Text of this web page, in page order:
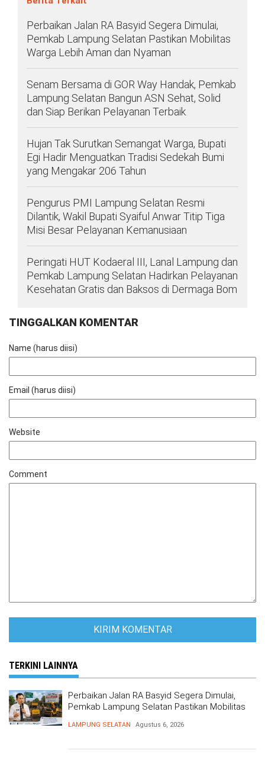
Perbaikan Jalan RA Basyid Segera Dimulai,
Pemkab Lampung Selatan Pastikan Mobilitas
Warga Lebih Aman dan Nyaman
Senam Bersama di GOR Way Handak, Pemkab
Lampung Selatan Bangun ASN Sehat, Solid
dan Siap Berikan Pelayanan Terbaik
Hujan Tak Surutkan Semangat Warga, Bupati
Egi Hadir Menguatkan Tradisi Sedekah Bumi
yang Mengakar 206 Tahun
Pengurus PMI Lampung Selatan Resmi
Dilantik, Wakil Bupati Syaiful Anwar Titip Tiga
Misi Besar Pelayanan Kemanusiaan
Peringati HUT Kodaeral III, Lanal Lampung dan
Pemkab Lampung Selatan Hadirkan Pelayanan
Kesehatan Gratis dan Baksos di Dermaga Bom
TINGGALKAN KOMENTAR
Name (harus diisi)
Email (harus diisi)
Website
Comment
TERKINI LAINNYA
Perbaikan Jalan RA Basyid Segera Dimulai,
Pemkab Lampung Selatan Pastikan Mobilitas
LAMPUNG SELATAN Agustus 6, 2026